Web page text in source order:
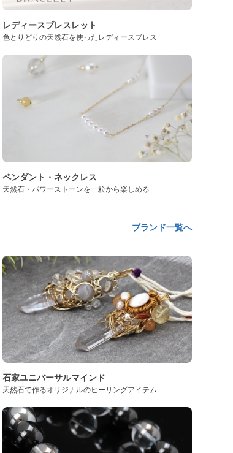
レディースブレスレット
色とりどりの天然石を使ったレディースブレス
ペンダント・ネックレス
天然石・パワーストーンを一粒から楽しめる
ブランド一覧へ
石家ユニバーサルマインド
天然石で作るオリジナルのヒーリングアイテム